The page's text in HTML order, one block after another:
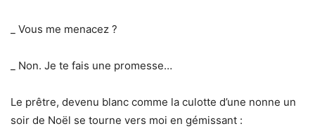
_ Vous me menacez ?
_ Non. Je te fais une promesse…
Le prêtre, devenu blanc comme la culotte d’une nonne un
soir de Noël se tourne vers moi en gémissant :